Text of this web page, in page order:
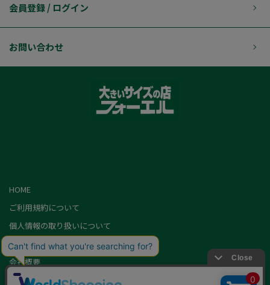
会員登録 / ログイン
お問い合わせ
HOME
ご利用規約について
個人情報の取り扱いについて
特定商取引に基づく表記
会社概要
カード会員（情報変更/ポイント照会）